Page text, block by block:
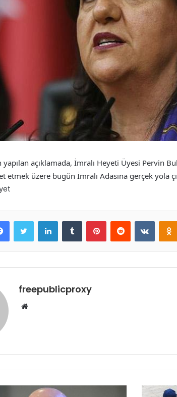
yapılan açıklamada, İmralı Heyeti Üyesi Pervin
etmek üzere bugün İmralı Adasına gerçek yola
FacebookTwitter LinkedInTumblr PinterestReddit
freepublicproxy
Web